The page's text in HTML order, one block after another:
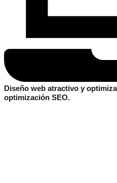
Diseño web atractivo y
optimización SEO.